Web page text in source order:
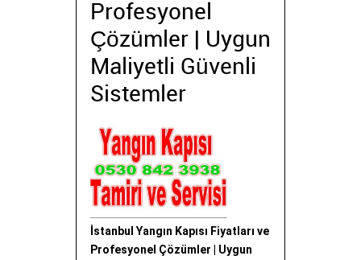
Profesyonel
Çözümler | Uygun
Maliyetli Güvenli
Sistemler
İstanbul Yangın Kapısı Fiyatları ve
Profesyonel Çözümler | Uygun